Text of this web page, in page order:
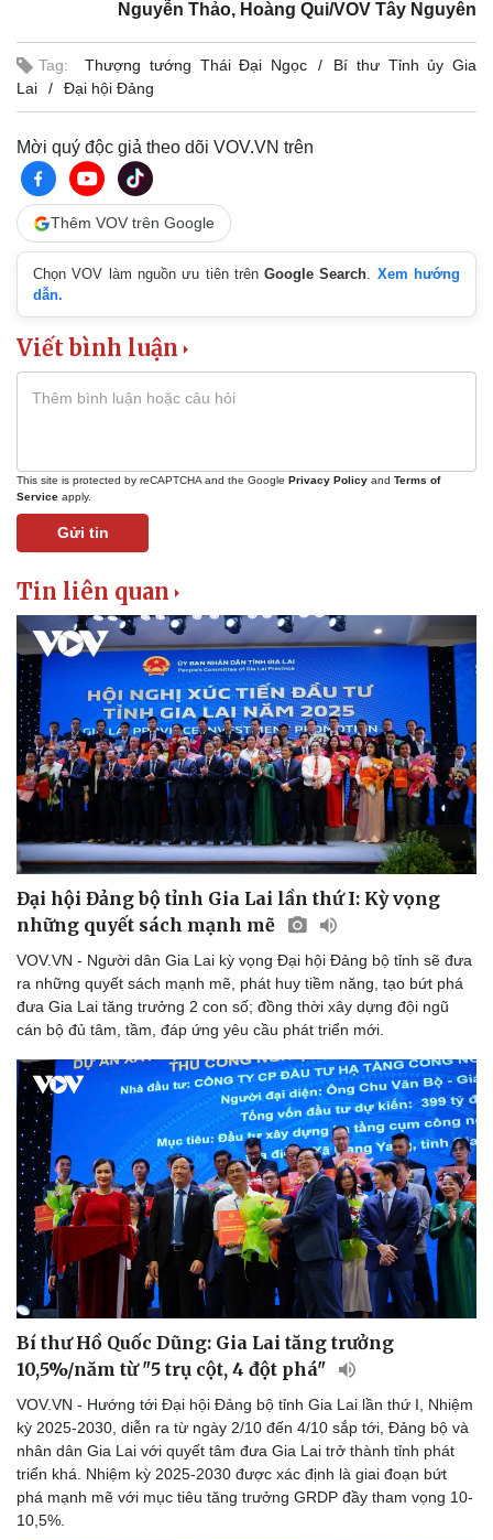
Pháp luật
Tin nóng
Tư vấn luật
Quân sự - Quốc phòng
Vũ khí
Việt Nam
Phân tích
Nguyễn Thảo, Hoàng Qui/VOV Tây Nguyên
Tag: Thượng tướng Thái Đại Ngọc
Bí thư Tỉnh ủy Gia
Lai
Đại hội Đảng
Mời quý độc giả theo dõi VOV.VN trên
Thêm VOV trên Google
Chọn VOV làm nguồn ưu tiên trênGoogle Search. Xem hướng
dẫn.
Viết bình luận
This site is protected by reCAPTCHA and the Google Privacy Policy and Terms of
Service apply.
Gửi tin
Tin liên quan
Đại hội Đảng bộ tỉnh Gia Lai lần thứ I: Kỳ vọng
những quyết sách mạnh mẽ
VOV.VN - Người dân Gia Lai kỳ vọng Đại hội Đảng bộ tỉnh sẽ đưa
ra những quyết sách mạnh mẽ, phát huy tiềm năng, tạo bứt phá
đưa Gia Lai tăng trưởng 2 con số; đồng thời xây dựng đội ngũ
cán bộ đủ tâm, tầm, đáp ứng yêu cầu phát triển mới.
Bí thư Hồ Quốc Dũng: Gia Lai tăng trưởng
10,5%/năm từ "5 trụ cột, 4 đột phá"
VOV.VN - Hướng tới Đại hội Đảng bộ tỉnh Gia Lai lần thứ I, Nhiệm
kỳ 2025-2030, diễn ra từ ngày 2/10 đến 4/10 sắp tới, Đảng bộ và
nhân dân Gia Lai với quyết tâm đưa Gia Lai trở thành tỉnh phát
triển khá. Nhiệm kỳ 2025-2030 được xác định là giai đoạn bứt
phá mạnh mẽ với mục tiêu tăng trưởng GRDP đầy tham vọng 10-
10,5%.